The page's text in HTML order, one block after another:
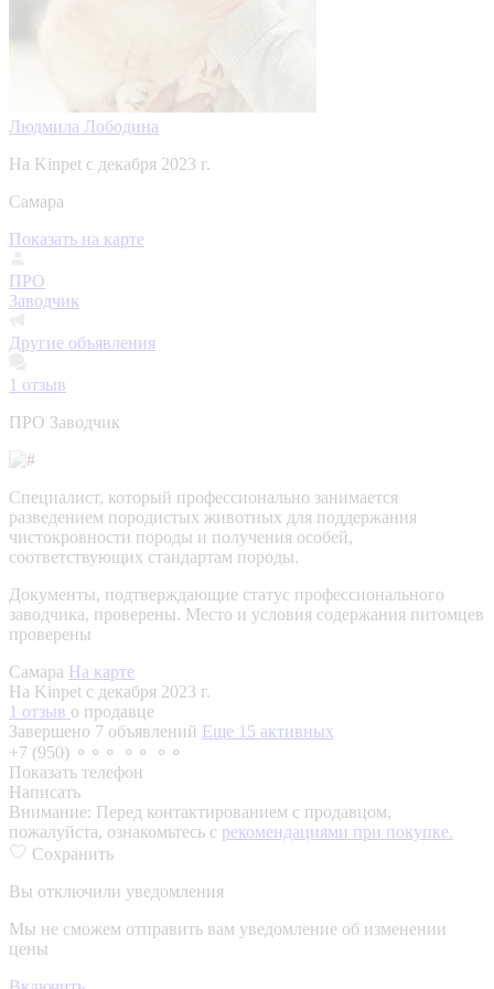
Людмила Лободина
На Kinpet c декабря 2023 г.
Самара
Показать на карте
ПРО
Заводчик
Другие объявления
1 отзыв
ПРО Заводчик
Специалист, который профессионально занимается
разведением породистых животных для поддержания
чистокровности породы и получения особей,
соответствующих стандартам породы.
Документы, подтверждающие статус профессионального
заводчика, проверены. Место и условия содержания питомцев
проверены
Самара На карте
На Kinpet c декабря 2023 г.
1 отзыв о продавце
Завершено 7 объявлений Еще 15 активных
+7 (950) ⚬⚬⚬ ⚬⚬ ⚬⚬
Показать телефон
Написать
Внимание: Перед контактированием с продавцом,
пожалуйста, ознакомьтесь с рекомендациями при покупке.
Сохранить
Вы отключили уведомления
Мы не сможем отправить вам уведомление об изменении
цены